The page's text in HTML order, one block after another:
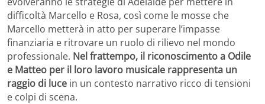
difficoltà Marcello e Rosa, così come le mosse che
Marcello metterà in atto per superare l’impasse
finanziaria e ritrovare un ruolo di rilievo nel mondo
professionale. Nel frattempo, il riconoscimento a Odile
e Matteo per il loro lavoro musicale rappresenta un
raggio di luce in un contesto narrativo ricco di tensioni
e colpi di scena.